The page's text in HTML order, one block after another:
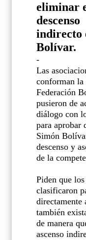
eliminar
descenso
indirecto
Bolívar.
-
Las
conforman
Federación
pusieron de
diálogo con
para aprobar
Simón
descenso y
de la
Piden que
clasificaron
también
de manera
ascenso